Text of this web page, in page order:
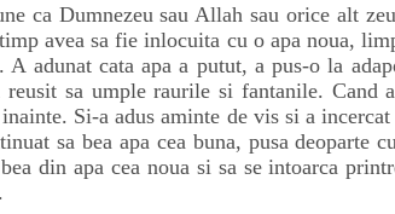
ca Dumnezeu sau Allah sau orice alt
avea sa fie inlocuita cu o apa noua,
A adunat cata apa a putut, a pus-o la
reusit sa umple raurile si fantanile.
Si-a adus aminte de vis si a
sa bea apa cea buna, pusa
din apa cea noua si sa se intoarca